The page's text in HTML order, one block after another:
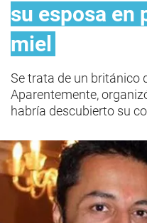
su esposa en
miel
Se trata de un británico
Aparentemente,
habría descubierto su